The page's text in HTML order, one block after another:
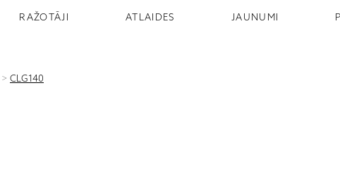
RAŽOTĀJI ATLAIDES JAUNUMI
> CLG140